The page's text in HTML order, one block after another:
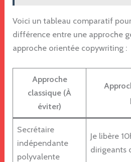
Voici un tableau comparatif
différence entre une approche
approche orientée copywriting :
Approche
classique (À
éviter)
Secrétaire
indépendante
polyvalente
Je libère
dirigeants